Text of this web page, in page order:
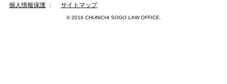
個人情報保護｜ サイトマップ
© 2016 CHUNICHI SOGO LAW OFFICE.